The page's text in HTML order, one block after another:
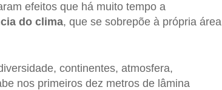
efeitos que há muito tempo a
do clima, que se sobrepõe à própria área
continentes, atmosfera,
nos primeiros dez metros de lâmina